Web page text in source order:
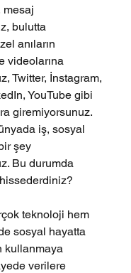
mesaj
bulutta
anıların
videolarına
Twitter, İnstagram,
YouTube gibi
giremiyorsunuz.
iş, sosyal
şey
Bu durumda
teknoloji hem
sosyal hayatta
kullanmaya
verilere